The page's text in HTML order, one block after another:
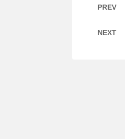
PREV
NEXT